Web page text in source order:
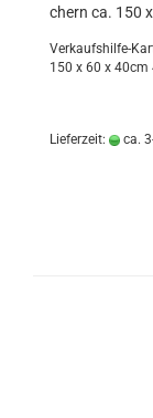
chern ca. 150
Verkaufshilfe-​
150 x 60 x
Lieferzeit: ca.